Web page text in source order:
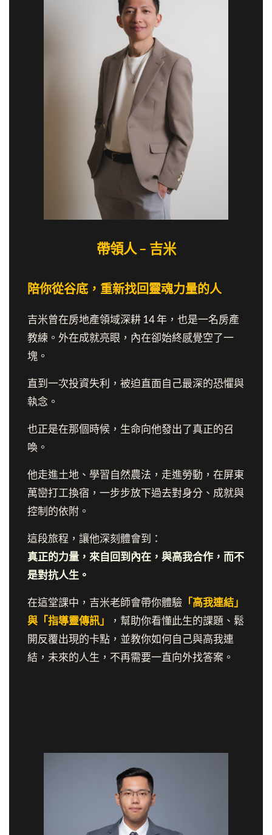
帶領人 – 吉米
陪你從谷底，重新找回靈魂力量的人
吉米曾在房地產領域深耕 14 年，也是一名房產
教練。外在成就亮眼，內在卻始終感覺空了一
塊。
直到一次投資失利，被迫直面自己最深的恐懼與
執念。
也正是在那個時候，生命向他發出了真正的召
喚。
他走進土地、學習自然農法，走進勞動，在屏東
萬巒打工換宿，一步步放下過去對身分、成就與
控制的依附。
這段旅程，讓他深刻體會到：
真正的力量，來自回到內在，與高我合作，而不
是對抗人生。
在這堂課中，吉米老師會帶你體驗 「高我連結」
與「指導靈傳訊」
，幫助你看懂此生的課題、鬆
開反覆出現的卡點，並教你如何自己與高我連
結，未來的人生，不再需要一直向外找答案。